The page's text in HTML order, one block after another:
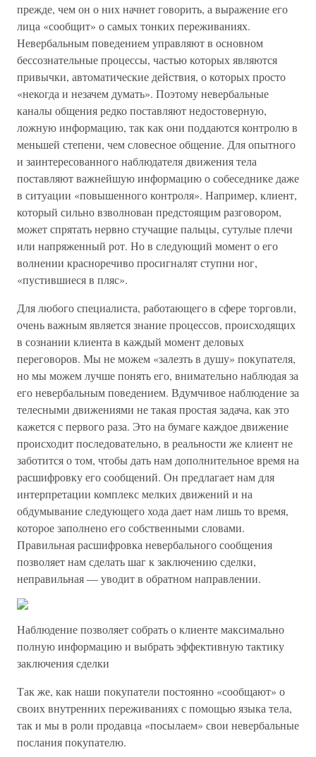
прежде, чем он о них начнет говорить, а выражение его
лица «сообщит» о самых тонких переживаниях.
Невербальным поведением управляют в основном
бессознательные процессы, частью которых являются
привычки, автоматические действия, о которых просто
«некогда и незачем думать». Поэтому невербальные
каналы общения редко поставляют недостоверную,
ложную информацию, так как они поддаются контролю в
меньшей степени, чем словесное общение. Для опытного
и заинтересованного наблюдателя движения тела
поставляют важнейшую информацию о собеседнике даже
в ситуации «повышенного контроля». Например, клиент,
который сильно взволнован предстоящим разговором,
может спрятать нервно стучащие пальцы, сутулые плечи
или напряженный рот. Но в следующий момент о его
волнении красноречиво просигналят ступни ног,
«пустившиеся в пляс».
Для любого специалиста, работающего в сфере торговли,
очень важным является знание процессов, происходящих
в сознании клиента в каждый момент деловых
переговоров. Мы не можем «залезть в душу» покупателя,
но мы можем лучше понять его, внимательно наблюдая за
его невербальным поведением. Вдумчивое наблюдение за
телесными движениями не такая простая задача, как это
кажется с первого раза. Это на бумаге каждое движение
происходит последовательно, в реальности же клиент не
заботится о том, чтобы дать нам дополнительное время на
расшифровку его сообщений. Он предлагает нам для
интерпретации комплекс мелких движений и на
обдумывание следующего хода дает нам лишь то время,
которое заполнено его собственными словами.
Правильная расшифровка невербального сообщения
позволяет нам сделать шаг к заключению сделки,
неправильная — уводит в обратном направлении.
Наблюдение позволяет собрать о клиенте максимально
полную информацию и выбрать эффективную тактику
заключения сделки
Так же, как наши покупатели постоянно «сообщают» о
своих внутренних переживаниях с помощью языка тела,
так и мы в роли продавца «посылаем» свои невербальные
послания покупателю.